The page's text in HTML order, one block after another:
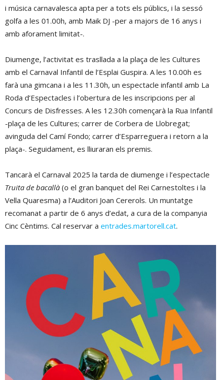
i música carnavalesca apta per a tots els públics, i la sessó
golfa a les 01.00h, amb Maik DJ -per a majors de 16 anys i
amb aforament limitat-.
Diumenge, l’activitat es trasllada a la plaça de les Cultures
amb el Carnaval Infantil de l’Esplai Guspira. A les 10.00h es
farà una gimcana i a les 11.30h, un espectacle infantil amb La
Roda d’Espectacles i l’obertura de les inscripcions per al
Concurs de Disfresses. A les 12.30h començarà la Rua Infantil
-plaça de les Cultures; carrer de Corbera de Llobregat;
avinguda del Camí Fondo; carrer d’Esparreguera i retorn a la
plaça-. Seguidament, es lliuraran els premis.
Tancarà el Carnaval 2025 la tarda de diumenge i l’espectacle
Truita de bacallà (o el gran banquet del Rei Carnestoltes i la
Vella Quaresma) a l’Auditori Joan Cererols. Un muntatge
recomanat a partir de 6 anys d’edat, a cura de la companyia
Cinc Cèntims. Cal reservar a entrades.martorell.cat.